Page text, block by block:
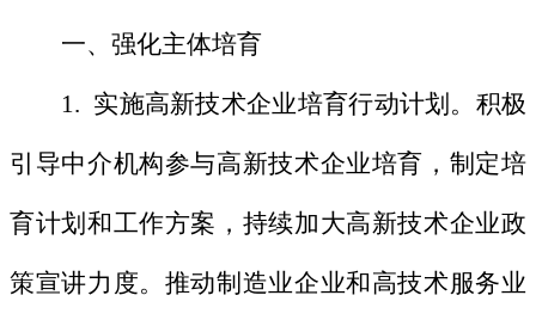
一、强化主体培育
1. 实施高新技术企业培育行动计划。积极
引导中介机构参与高新技术企业培育，制定培
育计划和工作方案，持续加大高新技术企业政
策宣讲力度。推动制造业企业和高技术服务业